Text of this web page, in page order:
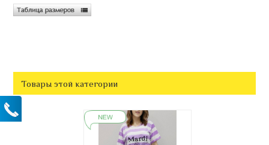
Товары этой категории